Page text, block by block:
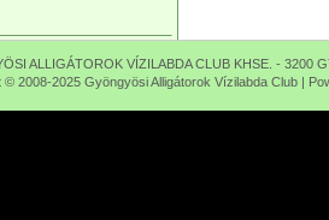
ALLIGÁTOROK VÍZILABDA CLUB KHSE. - 3200
© 2008-2025 Gyöngyösi Alligátorok Vízilabda Club |